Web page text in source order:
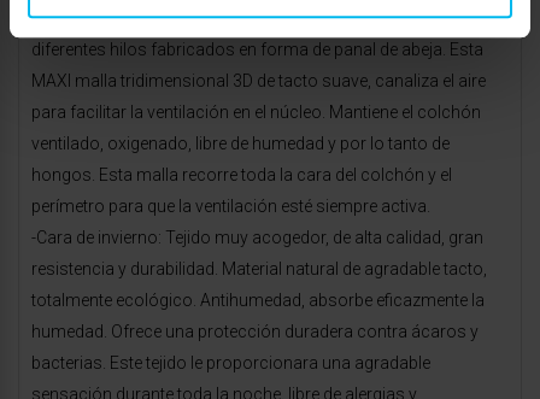
-Cara de verano: Incorpora un tejido técnico formado por
diferentes hilos fabricados en forma de panal de abeja. Esta
MAXI malla tridimensional 3D de tacto suave, canaliza el aire
para facilitar la ventilación en el núcleo. Mantiene el colchón
ventilado, oxigenado, libre de humedad y por lo tanto de
hongos. Esta malla recorre toda la cara del colchón y el
perímetro para que la ventilación esté siempre activa.
-Cara de invierno: Tejido muy acogedor, de alta calidad, gran
resistencia y durabilidad. Material natural de agradable tacto,
totalmente ecológico. Antihumedad, absorbe eficazmente la
humedad. Ofrece una protección duradera contra ácaros y
bacterias. Este tejido le proporcionara una agradable
sensación durante toda la noche, libre de alergias y